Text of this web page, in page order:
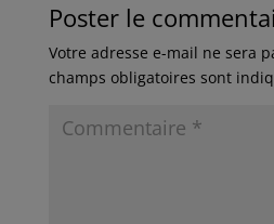
Poster le
Votre adresse e-mail ne sera
champs obligatoires sont